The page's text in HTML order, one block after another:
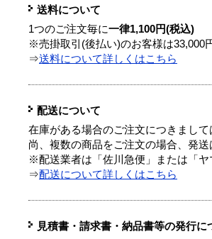
送料について
1つのご注文毎に一律1,100円(税込)
※売掛取引(後払い)のお客様は33,000
⇒送料について詳しくはこちら
配送について
在庫がある場合のご注文につきまし
尚、複数の商品をご注文の場合、発
※配送業者は「佐川急便」または「
⇒配送について詳しくはこちら
見積書・請求書・納品書等の発行に